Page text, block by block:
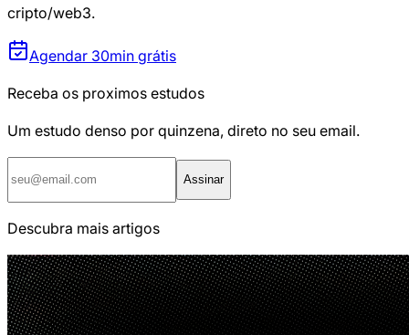
cripto/web3.
Agendar 30min grátis
Receba os proximos estudos
Um estudo denso por quinzena, direto no seu email.
Assinar
Descubra mais artigos